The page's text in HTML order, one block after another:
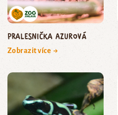
pralesnička azurová
Zobrazit více →